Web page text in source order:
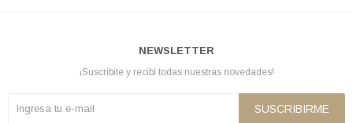
NEWSLETTER
¡Suscribite y recibí todas nuestras novedades!
SUSCRIBIRME